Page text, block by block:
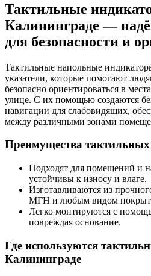
Тактильные
Калининграде —
для безопасности и
Тактильные напольные
указатели, которые помогают
безопасно ориентироваться в
улице. С их помощью создаются
навигации для слабовидящих,
между различными зонами
Преимущества
Подходят для помещений и
устойчивы к износу и влаге.
Изготавливаются из
МГН и любым видом
Легко монтируются с
повреждая основание.
Где используются
Калининграде